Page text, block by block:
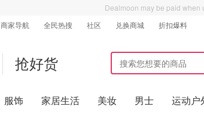
Dealmoon may be paid when
商家导航 全民热搜 社区 兑换商城 折扣爆料
抢好货
服饰 家居生活 美妆 男士 运动户